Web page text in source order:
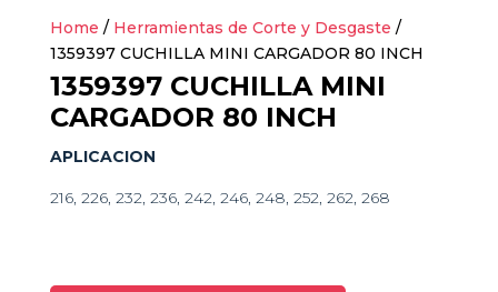
Home / Herramientas de Corte y Desgaste /
1359397 CUCHILLA MINI CARGADOR 80 INCH
1359397 CUCHILLA MINI
CARGADOR 80 INCH
APLICACION
216, 226, 232, 236, 242, 246, 248, 252, 262, 268